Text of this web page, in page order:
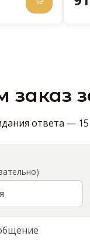
ответа —